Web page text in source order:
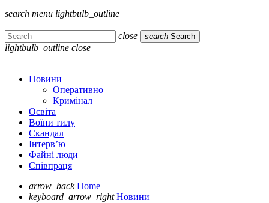
search menu lightbulb_outline
close search Search
lightbulb_outline close
Новини
Оперативно
Кримінал
Освіта
Воїни тилу
Скандал
Інтерв’ю
Файні люди
Співпраця
arrow_back Home
keyboard_arrow_right Новини